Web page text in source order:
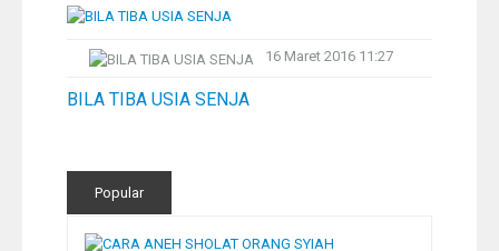
Galeri Foto
16 Maret 2016 11:27
BILA TIBA USIA SENJA
Popular